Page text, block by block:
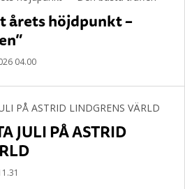
årets höjdpunkt –
04.00
JULI PÅ ASTRID